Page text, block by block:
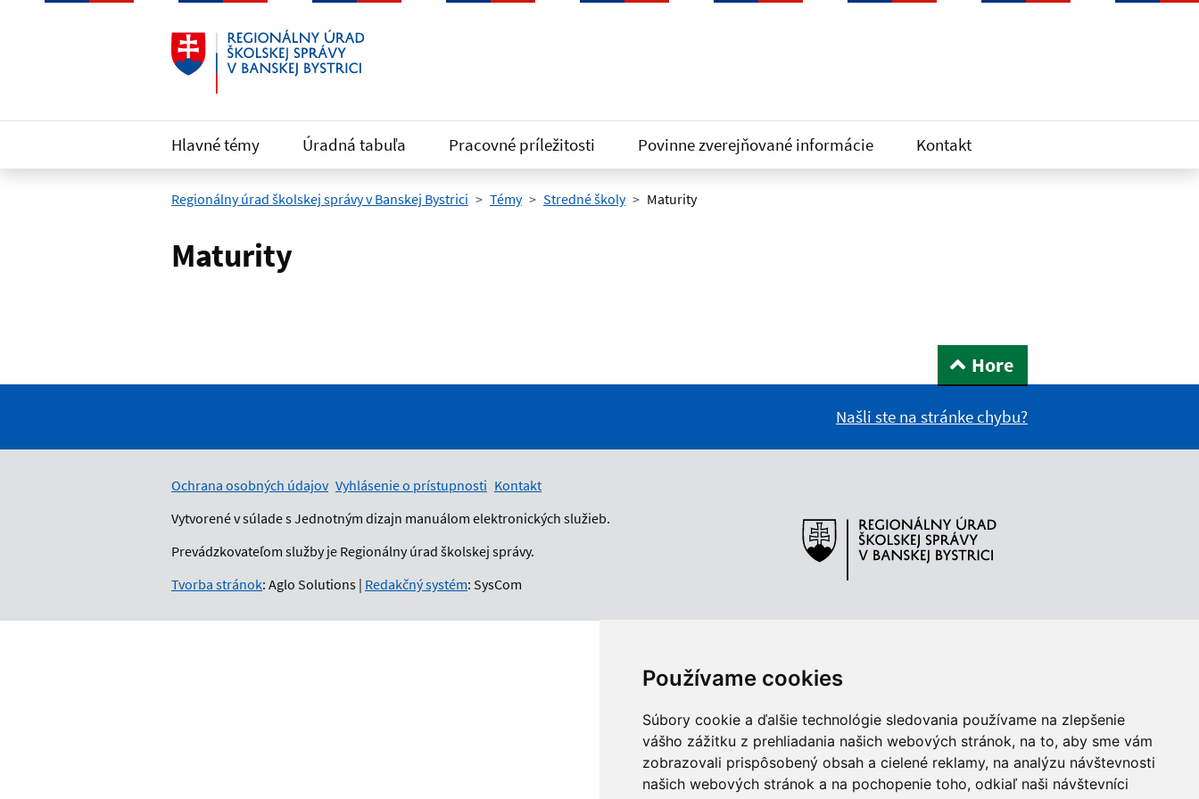
Používame cookies
Súbory cookie a ďalšie technológie sledovania používame na zlepšenie
vášho zážitku z prehliadania našich webových stránok, na to, aby sme vám
zobrazovali prispôsobený obsah a cielené reklamy, na analýzu návštevnosti
našich webových stránok a na pochopenie toho, odkiaľ naši návštevníci
Preskočiť na hlavný obsah
Hlavné témy Úradná tabuľa Pracovné príležitosti Povinne zverejňované informácie Kontakt
Regionálny úrad školskej správy v Banskej Bystrici Témy Stredné školy Maturity
Maturity
Hore
Našli ste na stránke chybu?
Ochrana osobných údajov Vyhlásenie o prístupnosti Kontakt
Vytvorené v súlade s Jednotným dizajn manuálom elektronických služieb.
Prevádzkovateľom služby je Regionálny úrad školskej správy.
Tvorba stránok: Aglo Solutions | Redakčný systém: SysCom